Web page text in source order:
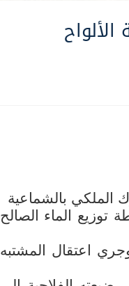
الملكي بالشماعية
الماء الصالح
وجري اعتقال المشتبه